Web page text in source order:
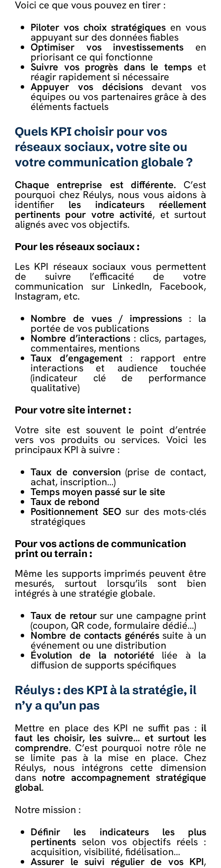
Voici ce que vous pouvez en tirer :
Piloter vos choix stratégiques en vous
appuyant sur des données fiables
Optimiser vos investissements en
priorisant ce qui fonctionne
Suivre vos progrès dans le tempset
réagir rapidement si nécessaire
Appuyer vos décisionsdevant vos
équipes ou vos partenaires grâce à des
éléments factuels
Quels KPI choisir pour vos
réseaux sociaux, votre site ou
votre communication globale ?
Chaque entreprise est différente. C’est
pourquoi chez Réulys, nous vous aidons à
identifier les indicateurs réellement
pertinents pour votre activité, et surtout
alignés avec vos objectifs.
Pour les réseaux sociaux :
Les KPI réseaux sociaux vous permettent
de suivre l’efficacité de votre
communication sur LinkedIn, Facebook,
Instagram, etc.
Nombre de vues / impressions : la
portée de vos publications
Nombre d’interactions : clics, partages,
commentaires, mentions
Taux d’engagement : rapport entre
interactions et audience touchée
(indicateur clé de performance
qualitative)
Pour votre site internet :
Votre site est souvent le point d’entrée
vers vos produits ou services. Voici les
principaux KPI à suivre :
Taux de conversion (prise de contact,
achat, inscription…)
Temps moyen passé sur le site
Taux de rebond
Positionnement SEO sur des mots-clés
stratégiques
Pour vos actions de communication
print ou terrain :
Même les supports imprimés peuvent être
mesurés, surtout lorsqu’ils sont bien
intégrés à une stratégie globale.
Taux de retoursur une campagne print
(coupon, QR code, formulaire dédié…)
Nombre de contacts généréssuite à un
événement ou une distribution
Évolution de la notoriété liée à la
diffusion de supports spécifiques
Réulys : des KPI à la stratégie, il
n’y a qu’un pas
Mettre en place des KPI ne suffit pas : il
faut les choisir, les suivre… et surtout les
comprendre. C’est pourquoi notre rôle ne
se limite pas à la mise en place. Chez
Réulys, nous intégrons cette dimension
dans notre accompagnement stratégique
global.
Notre mission :
Définir les indicateurs les plus
pertinents selon vos objectifs réels :
acquisition, visibilité, fidélisation…
Assurer le suivi régulier de vos KPI,